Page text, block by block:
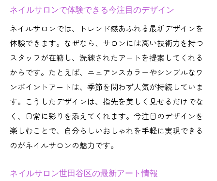
ネイルサロン利用者のトレンド体験談
ネイルサロンで叶う最旬ネイルアートの魅
力
ネイルサロンで体験できる今注目のデザイン
ネイルサロンでは、トレンド感あふれる最新デザインを
体験できます。なぜなら、サロンには高い技術力を持つ
スタッフが在籍し、洗練されたアートを提案してくれる
からです。たとえば、ニュアンスカラーやシンプルなワ
ンポイントアートは、季節を問わず人気が持続していま
す。こうしたデザインは、指先を美しく見せるだけでな
く、日常に彩りを添えてくれます。今注目のデザインを
楽しむことで、自分らしいおしゃれを手軽に実現できる
のがネイルサロンの魅力です。
ネイルサロン世田谷区の最新アート情報